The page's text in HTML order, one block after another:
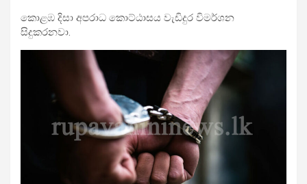
කොළඹ දිසා අපරාධ කොට්ඨාසය වැඩිදුර විමර්ශන
සිදුකරනවා.